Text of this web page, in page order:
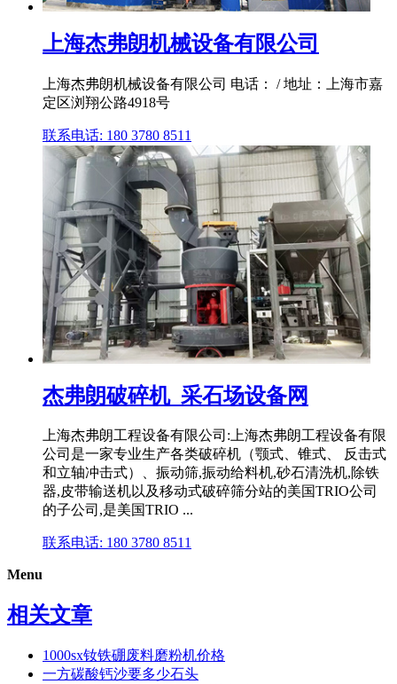
上海杰弗朗机械设备有限公司
上海杰弗朗机械设备有限公司 电话： / 地址：上海市嘉
定区浏翔公路4918号
联系电话: 180 3780 8511
杰弗朗破碎机_采石场设备网
上海杰弗朗工程设备有限公司:上海杰弗朗工程设备有限
公司是一家专业生产各类破碎机（颚式、锥式、 反击式
和立轴冲击式）、振动筛,振动给料机,砂石清洗机,除铁
器,皮带输送机以及移动式破碎筛分站的美国TRIO公司
的子公司,是美国TRIO ...
联系电话: 180 3780 8511
Menu
相关文章
1000sx钕铁硼废料磨粉机价格
一方碳酸钙沙要多少石头